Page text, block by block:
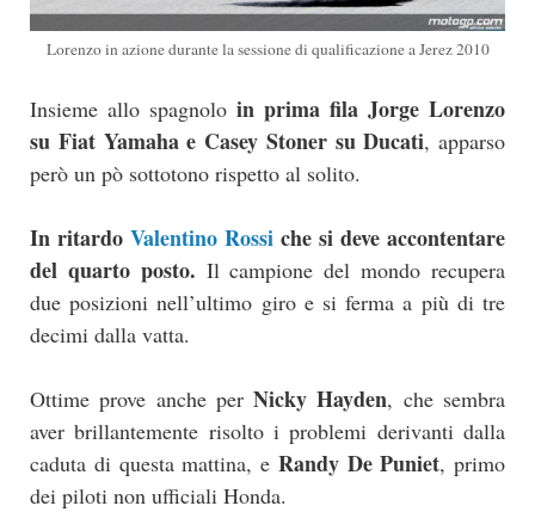
Lorenzo in azione durante la sessione di qualificazione a Jerez 2010
Insieme allo spagnolo in prima fila Jorge Lorenzo
su Fiat Yamaha e Casey Stoner su Ducati, apparso
però un pò sottotono rispetto al solito.
In ritardo Valentino Rossi che si deve accontentare
del quarto posto. Il campione del mondo recupera
due posizioni nell’ultimo giro e si ferma a più di tre
decimi dalla vatta.
Ottime prove anche perNicky Hayden, che sembra
aver brillantemente risolto i problemi derivanti dalla
caduta di questa mattina, e Randy De Puniet, primo
dei piloti non ufficiali Honda.